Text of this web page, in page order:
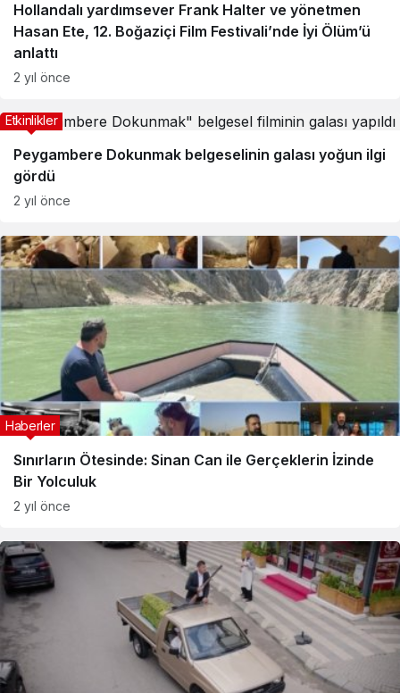
Hollandalı yardımsever Frank Halter ve yönetmen
Hasan Ete, 12. Boğaziçi Film Festivali’nde İyi Ölüm’ü
anlattı
2 yıl önce
Peygambere Dokunmak belgeselinin galası yoğun ilgi
gördü
Etkinlikler
2 yıl önce
Sınırların Ötesinde: Sinan Can ile Gerçeklerin İzinde
Bir Yolculuk
Haberler
2 yıl önce